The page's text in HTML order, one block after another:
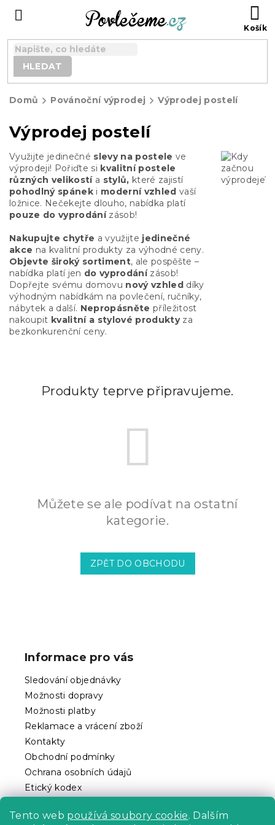
Tento web používá soubory cookie. Dalším
HLEDAT
Domů Povánoční výprodej Výprodej postelí
Výprodej postelí
Využijte jedinečné slevy na postele ve
výprodeji! Pořiďte si kvalitní postele
různých velikostía stylů, které zajistí
pohodlný spánek i moderní vzhled vaší
ložnice. Nečekejte dlouho, nabídka platí
pouze do vyprodánízásob!
Nakupujte chytře a využijte jedinečné
akce na kvalitní produkty za výhodné ceny.
Objevte široký sortiment, ale pospěšte –
nabídka platí jen do vyprodánízásob!
Dopřejte svému domovu nový vzhled díky
výhodným nabídkám na povlečení, ručníky,
nábytek a další. Nepropásněte příležitost
nakoupit kvalitní a stylové produktyza
bezkonkurenční ceny.
Produkty teprve připravujeme.
Můžete se ale podívat na ostatní
kategorie.
ZPĚT DO OBCHODU
Informace pro vás
Sledování objednávky
Možnosti dopravy
Možnosti platby
Reklamace a vrácení zboží
Kontakty
Obchodní podmínky
Ochrana osobních údajů
Etický kodex